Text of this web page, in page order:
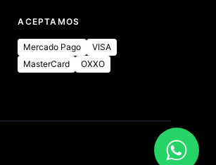
ACEPTAMOS
Mercado Pago
VISA
MasterCard
OXXO